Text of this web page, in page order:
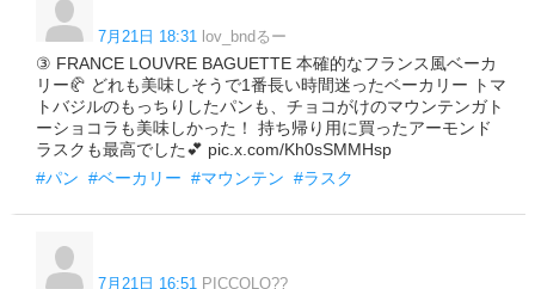
7月21日 18:31 lov_bndるー
③ FRANCE LOUVRE BAGUETTE 本確的なフランス風ベーカ
リー🥐 どれも美味しそうで1番長い時間迷ったベーカリー トマ
トバジルのもっちりしたパンも、チョコがけのマウンテンガト
ーショコラも美味しかった！ 持ち帰り用に買ったアーモンド
ラスクも最高でした💕 pic.x.com/Kh0sSMMHsp
#パン #ベーカリー #マウンテン #ラスク
7月21日 16:51 PICCOLO??